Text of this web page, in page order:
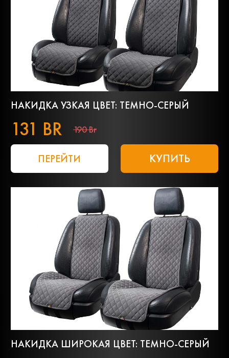
НАКИДКА УЗКАЯ ЦВЕТ: ТЕМНО-СЕРЫЙ
131 BR 190 Br
ПЕРЕЙТИ КУПИТЬ
НАКИДКА ШИРОКАЯ ЦВЕТ: ТЕМНО-СЕРЫЙ